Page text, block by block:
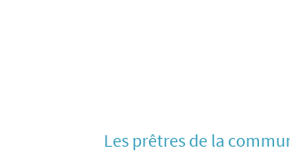
Les prêtres de la